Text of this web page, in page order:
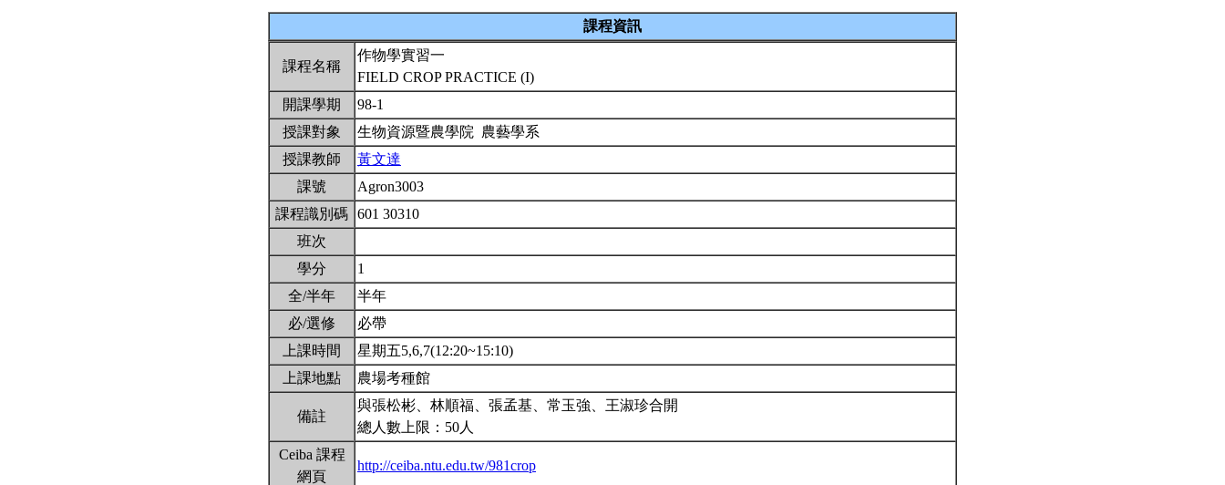
課程資訊
課程名稱
作物學實習一
FIELD CROP PRACTICE (I)
開課學期
98-1
授課對象
生物資源暨農學院 農藝學系
授課教師
黃文達
課號
Agron3003
課程識別碼 601 30310
班次
學分
1
全/半年
半年
必/選修
必帶
上課時間
星期五5,6,7(12:20~15:10)
上課地點
農場考種館
備註
與張松彬、林順福、張孟基、常玉強、王淑珍合開
總人數上限：50人
Ceiba 課程
網頁
http://ceiba.ntu.edu.tw/981crop